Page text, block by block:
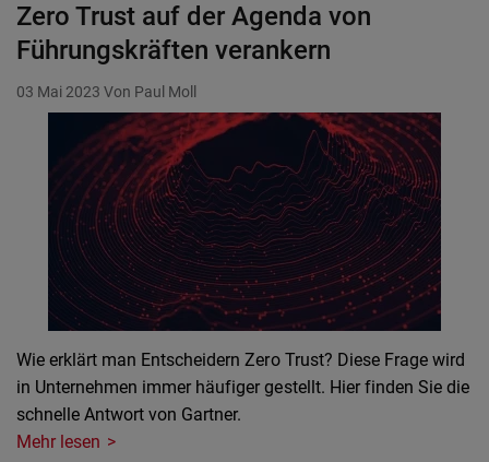
Zero Trust auf der Agenda von
Führungskräften verankern
03 Mai 2023 Von Paul Moll
Wie erklärt man Entscheidern Zero Trust? Diese Frage wird
in Unternehmen immer häufiger gestellt. Hier finden Sie die
schnelle Antwort von Gartner.
Mehr lesen